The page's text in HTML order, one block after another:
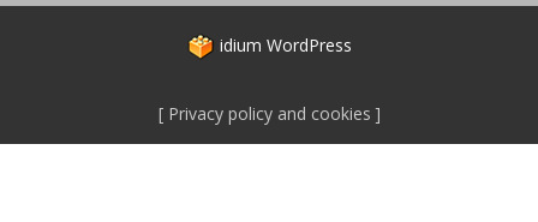
idium WordPress
Privacy policy and cookies